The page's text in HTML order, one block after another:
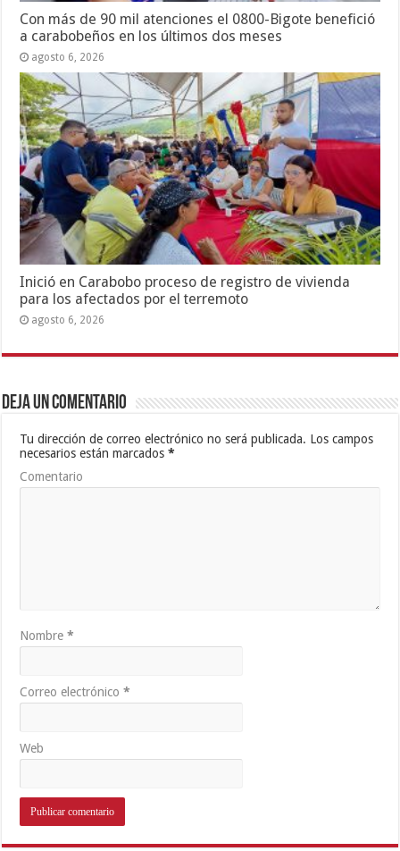
Con más de 90 mil atenciones el 0800-Bigote benefició
a carabobeños en los últimos dos meses
agosto 6, 2026
Inició en Carabobo proceso de registro de vivienda
para los afectados por el terremoto
agosto 6, 2026
Deja un comentario
Tu dirección de correo electrónico no será publicada. Los campos
necesarios están marcados*
Comentario
Nombre*
Correo electrónico*
Web